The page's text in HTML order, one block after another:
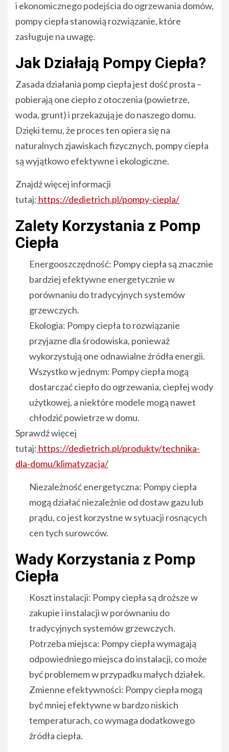
i ekonomicznego podejścia do ogrzewania domów,
pompy ciepła stanowią rozwiązanie, które
zasługuje na uwagę.
Jak Działają Pompy Ciepła?
Zasada działania pomp ciepła jest dość prosta –
pobierają one ciepło z otoczenia (powietrze,
woda, grunt) i przekazują je do naszego domu.
Dzięki temu, że proces ten opiera się na
naturalnych zjawiskach fizycznych, pompy ciepła
są wyjątkowo efektywne i ekologiczne.
Znajdź więcej informacji
tutaj: https://dedietrich.pl/pompy-ciepla/
Zalety Korzystania z Pomp
Ciepła
Energooszczędność: Pompy ciepła są znacznie
bardziej efektywne energetycznie w
porównaniu do tradycyjnych systemów
grzewczych.
Ekologia: Pompy ciepła to rozwiązanie
przyjazne dla środowiska, ponieważ
wykorzystują one odnawialne źródła energii.
Wszystko w jednym: Pompy ciepła mogą
dostarczać ciepło do ogrzewania, ciepłej wody
użytkowej, a niektóre modele mogą nawet
chłodzić powietrze w domu.
Sprawdź więcej
tutaj: https://dedietrich.pl/produkty/technika-
dla-domu/klimatyzacja/
Niezależność energetyczna: Pompy ciepła
mogą działać niezależnie od dostaw gazu lub
prądu, co jest korzystne w sytuacji rosnących
cen tych surowców.
Wady Korzystania z Pomp
Ciepła
Koszt instalacji: Pompy ciepła są droższe w
zakupie i instalacji w porównaniu do
tradycyjnych systemów grzewczych.
Potrzeba miejsca: Pompy ciepła wymagają
odpowiedniego miejsca do instalacji, co może
być problemem w przypadku małych działek.
Zmienne efektywności: Pompy ciepła mogą
być mniej efektywne w bardzo niskich
temperaturach, co wymaga dodatkowego
źródła ciepła.